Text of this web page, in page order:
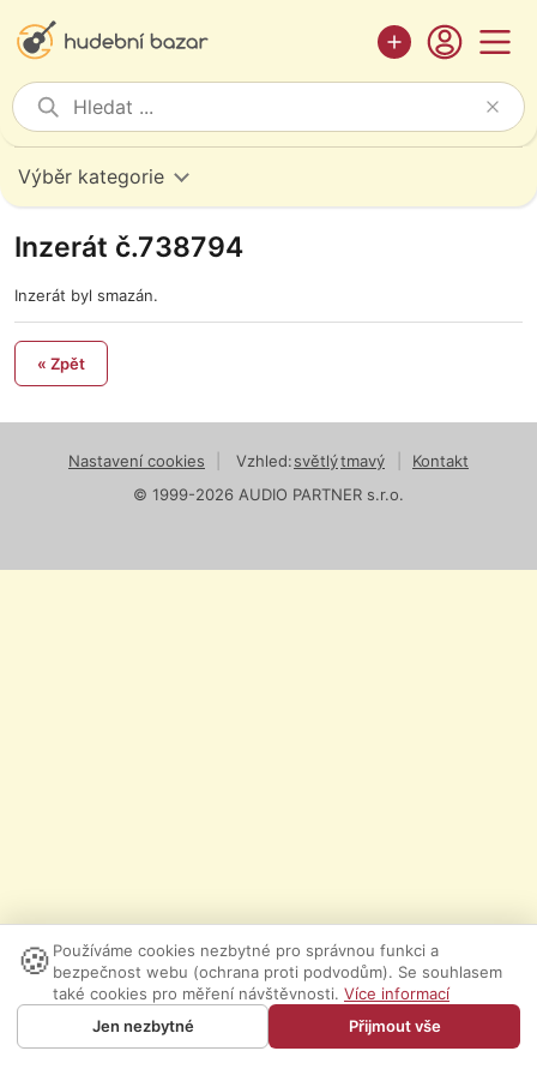
Výběr kategorie
Inzerát č.738794
Inzerát byl smazán.
« Zpět
Nastavení cookies Vzhled:světlýtmavý
Kontakt
© 1999-2026 AUDIO PARTNER s.r.o.
🍪 Používáme cookies nezbytné pro správnou funkci a
bezpečnost webu (ochrana proti podvodům). Se souhlasem
také cookies pro měření návštěvnosti. Více informací
Jen nezbytné
Přijmout vše